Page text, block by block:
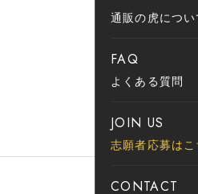
通販の虎につい
FAQ
よくある質問
JOIN US
志願者応募は
CONTACT